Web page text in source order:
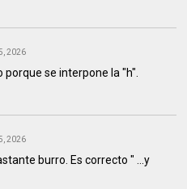
2026
porque se interpone la "h".
2026
burro. Es correcto " ...y